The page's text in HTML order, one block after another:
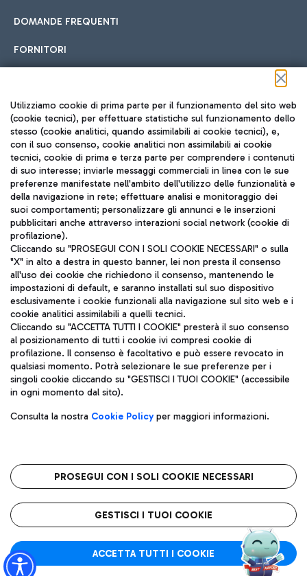
DOMANDE FREQUENTI
FORNITORI
Seguici sui social
TRAVEL JOURNAL
ITA
Aeroporti di Roma S.p.A. - Società soggetta a direzione e
coordinamento di Mundys S.p.A.
Codice fiscale e Registro delle Imprese di Roma 13032990155 P.
IVA 06572251004
Capitale sociale 62.224.743,00 int. vers.
Sede legale: Via Pier Paolo Racchetti 1 - 00054 Fiumicino (RM)
telefono +39 06 65951
Privacy policy
Note legali
Roma FCO
L'aeroporto stellato
Utilizziamo cookie di prima parte per il funzionamento del sito web
(cookie tecnici), per effettuare statistiche sul funzionamento dello
stesso (cookie analitici, quando assimilabili ai cookie tecnici), e,
con il suo consenso, cookie analitici non assimilabili ai cookie
tecnici, cookie di prima e terza parte per comprendere i contenuti
di suo interesse; inviarle messaggi commerciali in linea con le sue
preferenze manifestate nell'ambito dell'utilizzo delle funzionalità e
della navigazione in rete; effettuare analisi e monitoraggio dei
suoi comportamenti; personalizzare gli annunci e le inserzioni
pubblicitari anche attraverso interazioni social network (cookie di
profilazione).
Cliccando su "PROSEGUI CON I SOLI COOKIE NECESSARI" o sulla
"X" in alto a destra in questo banner, lei non presta il consenso
all'uso dei cookie che richiedono il consenso, mantenendo le
impostazioni di default, e saranno installati sul suo dispositivo
esclusivamente i cookie funzionali alla navigazione sul sito web e i
cookie analitici assimilabili a quelli tecnici.
Cliccando su "ACCETTA TUTTI I COOKIE" presterà il suo consenso
al posizionamento di tutti i cookie ivi compresi cookie di
profilazione. Il consenso è facoltativo e può essere revocato in
qualsiasi momento. Potrà selezionare le sue preferenze per i
singoli cookie cliccando su "GESTISCI I TUOI COOKIE" (accessibile
in ogni momento dal sito).
Consulta la nostra Cookie Policyper maggiori informazioni.
PROSEGUI CON I SOLI COOKIE NECESSARI
GESTISCI I TUOI COOKIE
ACCETTA TUTTI I COOKIE